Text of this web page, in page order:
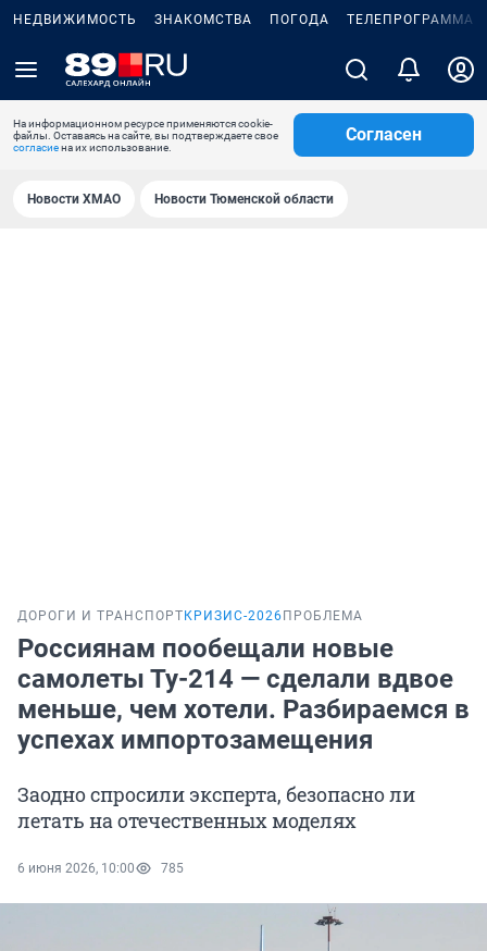
НЕДВИЖИМОСТЬ ЗНАКОМСТВА ПОГОДА ТЕЛЕПРОГРАММА
На информационном ресурсе применяются cookie-
файлы. Оставаясь на сайте, вы подтверждаете свое
согласиена их использование.
Согласен
Новости ХМАО Новости Тюменской области
ДОРОГИ И ТРАНСПОРТ КРИЗИС-2026 ПРОБЛЕМА
Россиянам пообещали новые
самолеты Ту-214 — сделали вдвое
меньше, чем хотели. Разбираемся в
успехах импортозамещения
Заодно спросили эксперта, безопасно ли
летать на отечественных моделях
6 июня 2026, 10:00 785